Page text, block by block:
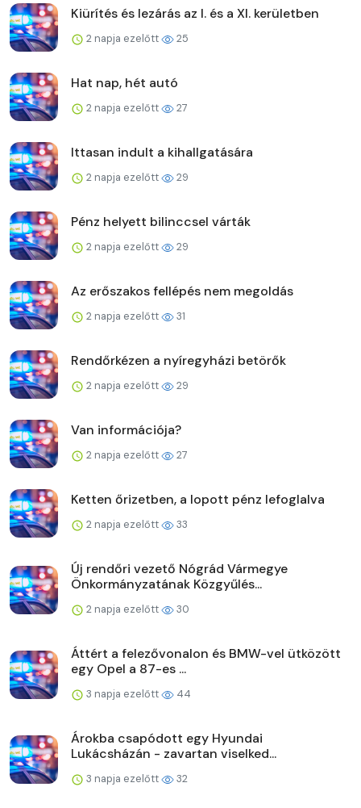
Kiürítés és lezárás az I. és a XI. kerületben
2 napja ezelőtt 25
Hat nap, hét autó
2 napja ezelőtt 27
Ittasan indult a kihallgatására
2 napja ezelőtt 29
Pénz helyett bilinccsel várták
2 napja ezelőtt 29
Az erőszakos fellépés nem megoldás
2 napja ezelőtt 31
Rendőrkézen a nyíregyházi betörők
2 napja ezelőtt 29
Van információja?
2 napja ezelőtt 27
Ketten őrizetben, a lopott pénz lefoglalva
2 napja ezelőtt 33
Új rendőri vezető Nógrád Vármegye
Önkormányzatának Közgyűlés...
2 napja ezelőtt 30
Áttért a felezővonalon és BMW-vel ütközött
egy Opel a 87-es ...
3 napja ezelőtt 44
Árokba csapódott egy Hyundai
Lukácsházán - zavartan viselked...
3 napja ezelőtt 32